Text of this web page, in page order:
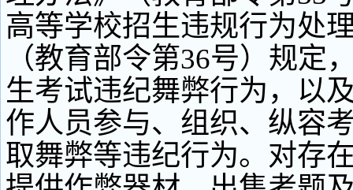
高等学校招生违规行为处
（教育部令第36号）规定
生考试违纪舞弊行为，以
作人员参与、组织、纵容
取舞弊等违纪行为。对存